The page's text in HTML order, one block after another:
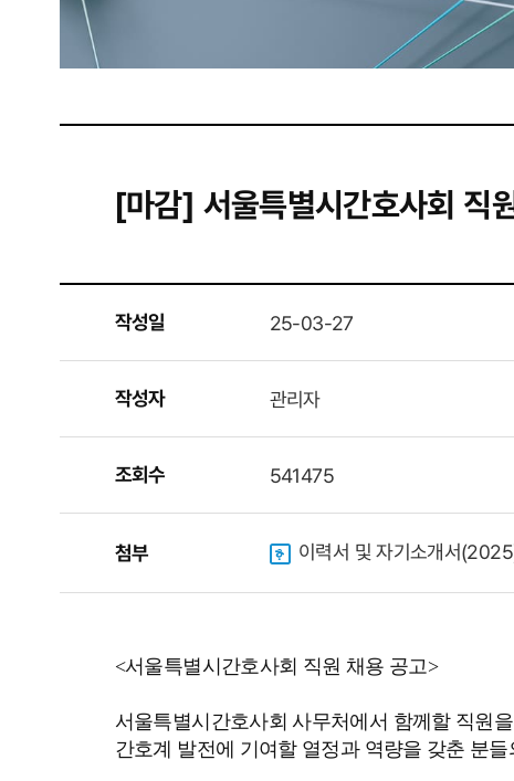
[마감] 서울특별시간호사회 직
작성일 25-03-27
작성자 관리자
조회수 541475
첨부 이력서 및 자기소개서
<서울특별시간호사회 직원 채용 공고>
서울특별시간호사회 사무처에서 함께할 직원
간호계 발전에 기여할 열정과 역량을 갖춘 분